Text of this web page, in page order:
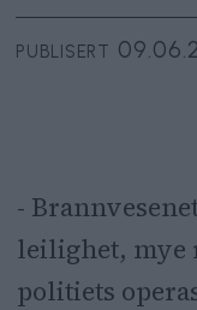
PUBLISERT
-
leilighet, mye
politiets